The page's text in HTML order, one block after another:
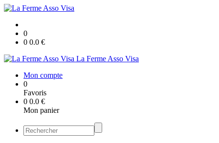
0
0 0.0 €
La Ferme Asso Visa
Mon compte
0
Favoris
0 0.0 €
Mon panier